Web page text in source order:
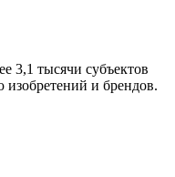
3,1 тысячи субъектов
и брендов.